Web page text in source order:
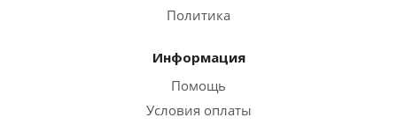
Политика
Информация
Помощь
Условия оплаты